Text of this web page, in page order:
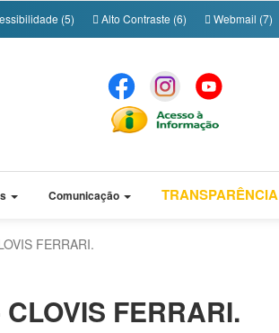
(5) Alto Contraste (6) Webmail (7)
Comunicação TRANSPARÊNCIA
FERRARI.
FERRARI.